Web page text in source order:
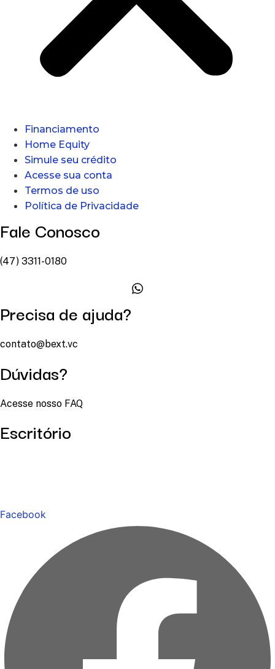
Financiamento
Home Equity
Simule seu crédito
Acesse sua conta
Termos de uso
Política de Privacidade
Fale Conosco
(47) 3311-0180
Precisa de ajuda?
contato@bext.vc
Dúvidas?
Acesse nosso FAQ
Escritório
Facebook